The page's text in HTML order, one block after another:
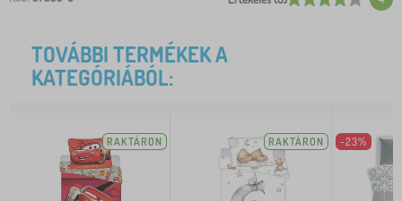
TOVÁBBI TERMÉKEK A
KATEGÓRIÁBÓL:
RAKTÁRON RAKTÁRON -23%